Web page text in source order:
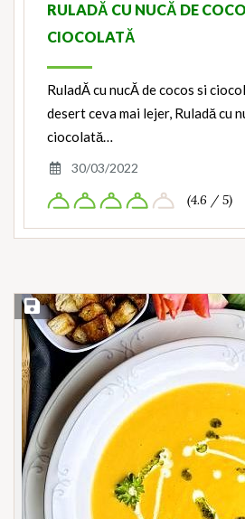
RULADĂ CU NUCĂ DE
CIOCOLATĂ
RuladĂ cu nucĂ de cocos si
desert ceva mai lejer, Ruladă cu
ciocolată…
30/03/2022
(4.6 / 5)
Save Recipe